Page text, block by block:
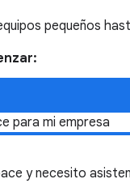
pequeños
para mi empresa
y necesito